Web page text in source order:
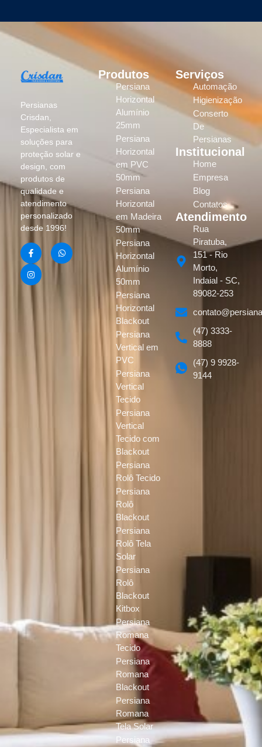
Persianas
Crisdan,
Especialista em
soluções para
proteção solar e
design, com
produtos de
qualidade e
atendimento
personalizado
desde 1996!
Produtos
Persiana
Horizontal
Alumínio
25mm
Persiana
Horizontal
em PVC
50mm
Persiana
Horizontal
em Madeira
50mm
Persiana
Horizontal
Alumínio
50mm
Persiana
Horizontal
Blackout
Persiana
Vertical em
PVC
Persiana
Vertical
Tecido
Persiana
Vertical
Tecido com
Blackout
Persiana
Rolô Tecido
Persiana
Rolô
Blackout
Persiana
Rolô Tela
Solar
Persiana
Rolô
Blackout
Kitbox
Persiana
Romana
Tecido
Persiana
Romana
Blackout
Persiana
Romana
Tela Solar
Persiana
Serviços
Automação
Higienização
Conserto
De
Persianas
Institucional
Home
Empresa
Blog
Contatos
Atendimento
Rua
Piratuba,
151 - Rio
Morto,
Indaial - SC,
89082-253
(47) 3333-
8888
(47) 9 9928-
9144